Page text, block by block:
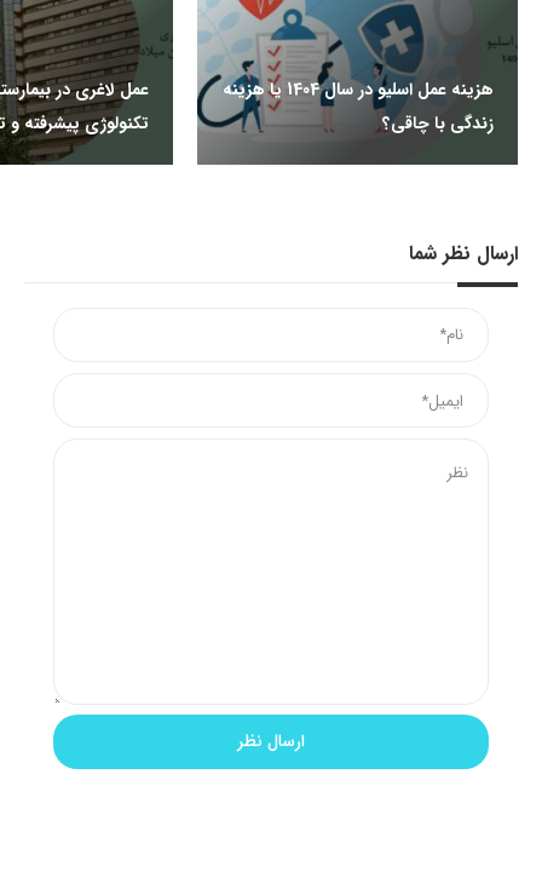
هزینه عمل اسلیو در سال 1404 یا هزینه
زندگی با چاقی؟
عمل لاغری در
تکنولوژی پیشرفته
ارسال نظر شما